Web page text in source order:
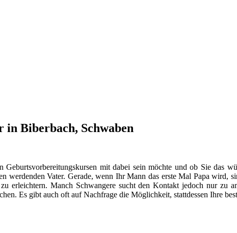
Biberbach, Schwaben
mit dabei sein möchte und ob Sie das
werdenden Vater. Gerade, wenn Ihr Mann das erste Mal Papa
erleichtern. Manch Schwangere sucht den Kontakt jedoch nur zu
Es gibt auch oft auf Nachfrage die Möglichkeit, stattdessen Ihre